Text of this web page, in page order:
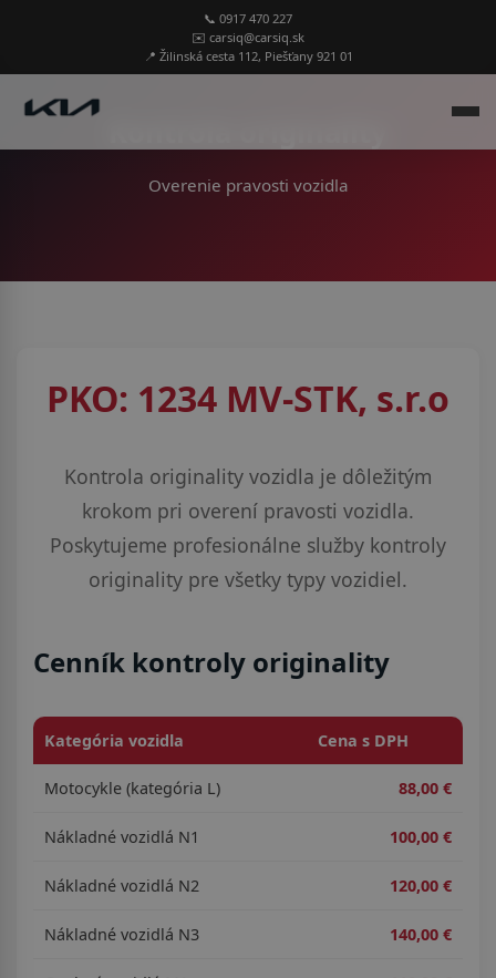
📞 0917 470 227
✉️ carsiq@carsiq.sk
📍 Žilinská cesta 112, Piešťany 921 01
Overenie pravosti vozidla
PKO: 1234 MV-STK, s.r.o
Kontrola originality vozidla je dôležitým
krokom pri overení pravosti vozidla.
Poskytujeme profesionálne služby kontroly
originality pre všetky typy vozidiel.
Cenník kontroly originality
Kategória vozidla Cena s DPH
Motocykle (kategória L) 88,00 €
Nákladné vozidlá N1 100,00 €
Nákladné vozidlá N2 120,00 €
Nákladné vozidlá N3 140,00 €